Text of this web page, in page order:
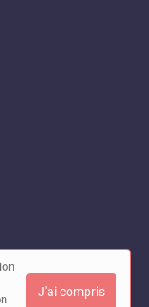
J'ai compris